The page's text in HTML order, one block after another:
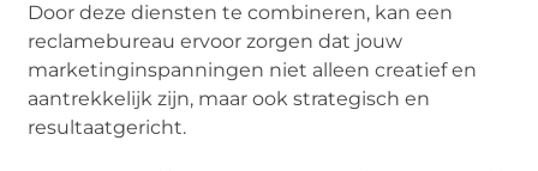
Door deze diensten te combineren, kan een
reclamebureau ervoor zorgen dat jouw
marketinginspanningen niet alleen creatief en
aantrekkelijk zijn, maar ook strategisch en
resultaatgericht.